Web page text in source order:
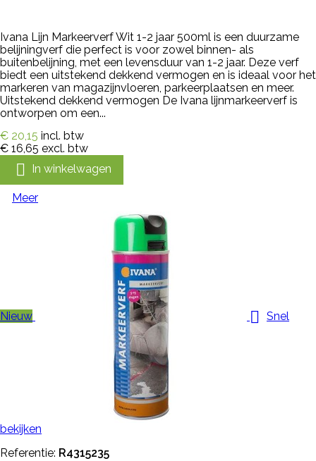
Ivana Lijn Markeerverf Wit 1-2 jaar 500ml is een duurzame
belijningverf die perfect is voor zowel binnen- als
buitenbelijning, met een levensduur van 1-2 jaar. Deze verf
biedt een uitstekend dekkend vermogen en is ideaal voor het
markeren van magazijnvloeren, parkeerplaatsen en meer.
Uitstekend dekkend vermogen De Ivana lijnmarkeerverf is
ontworpen om een...
€ 20,15 incl. btw
€ 16,65 excl. btw
 In winkelwagen
Meer
Nieuw  Snel
bekijken
Referentie: R4315235